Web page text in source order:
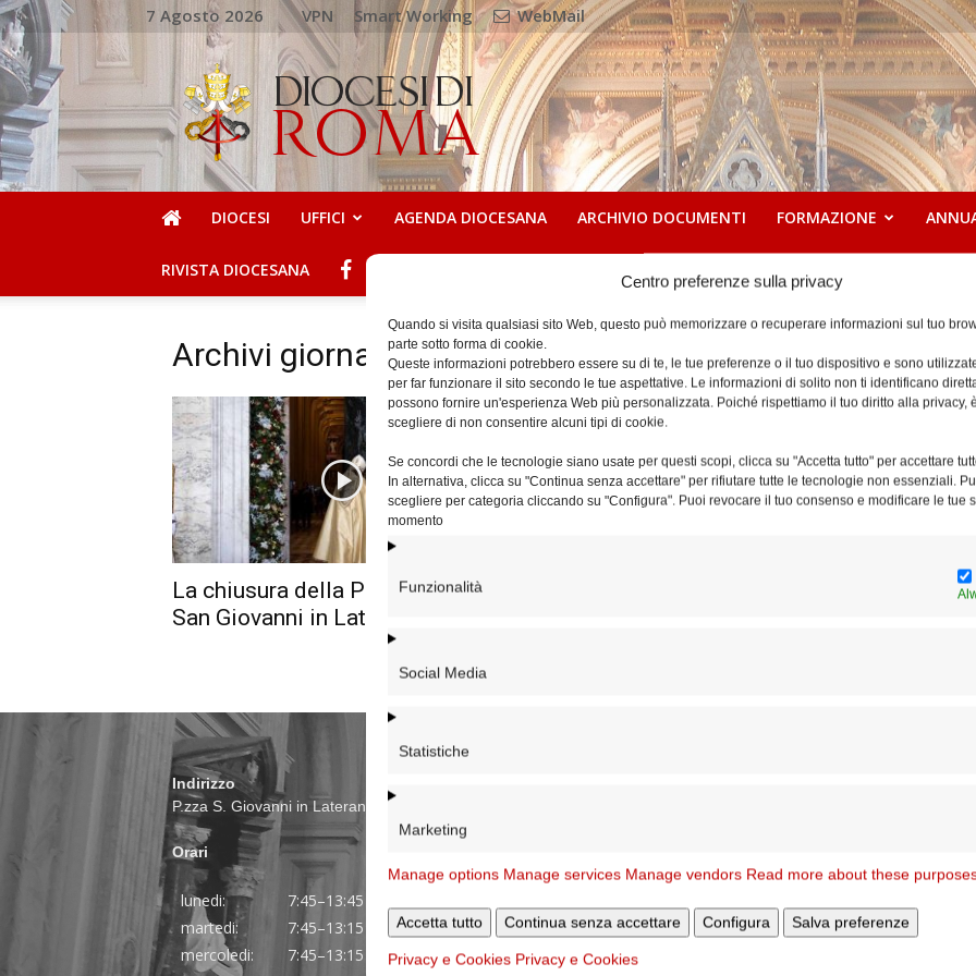
Centro preferenze sulla privacy
Quando si visita qualsiasi sito Web, questo può memorizzare o recuperare informazioni sul tuo
parte sotto forma di cookie.
Queste informazioni potrebbero essere su di te, le tue preferenze o il tuo dispositivo e sono
per far funzionare il sito secondo le tue aspettative. Le informazioni di solito non ti identificano
possono fornire un'esperienza Web più personalizzata. Poiché rispettiamo il tuo diritto alla privacy,
scegliere di non consentire alcuni tipi di cookie.
Se concordi che le tecnologie siano usate per questi scopi, clicca su "Accetta tutto" per accettare
In alternativa, clicca su "Continua senza accettare" per rifiutare tutte le tecnologie non essenziali.
scegliere per categoria cliccando su "Configura". Puoi revocare il tuo consenso e modificare le tue
momento
Funzionalità
Social Media
Statistiche
Marketing
Manage options Manage services Manage vendors Read more about these
Accetta tutto Continua senza accettare Configura Salva preferenze
Privacy e Cookies Privacy e Cookies
7 Agosto 2026 VPN Smart Working WebMail
DIOCESI
DI
ROMA
DIOCESI UFFICI AGENDA DIOCESANA ARCHIVIO DOCUMENTI FORMAZIONE
RIVISTA DIOCESANA
Archivi giornalieri: 18 Dicembre 2025
La chiusura della Porta Santa a
San Giovanni in Laterano
Indirizzo
P.zza S. Giovanni in Laterano 6 00184 Roma
Orari
lunedi:
7:45–13:45
martedi:
7:45–13:15 e 14:00-17:30
mercoledi:
7:45–13:15 e 14:00-17:30